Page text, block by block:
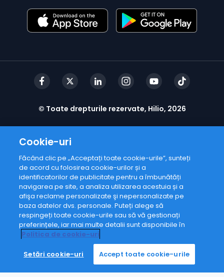
© Toate drepturile rezervate, Hilio, 2026
Cookie-uri
Făcând clic pe „Acceptați toate cookie-urile”, sunteți
de acord cu folosirea cookie-urilor și a
identificatorilor de publicitate pentru a îmbunătăți
navigarea pe site, a analiza utilizarea acestuia și a
afişa reclame personalizate şi nepersonalizate pe
baza datelor dvs. personale. Puteți alege să
respingeți toate cookie-urile sau să vă gestionați
preferințele, iar mai multe detalii sunt disponibile în
Politica de cookie-uri
Setări cookie-uri Accept toate cookie-urile